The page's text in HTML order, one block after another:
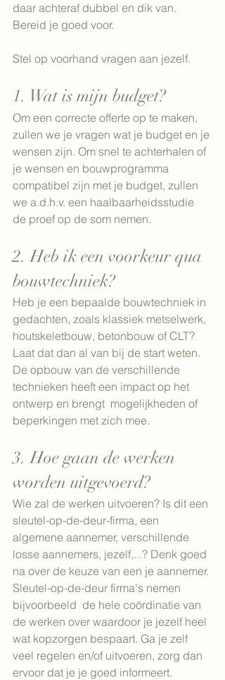
daar achteraf dubbel en dik van.
Bereid je goed voor.
Stel op voorhand vragen aan jezelf.
1. Wat is mijn budget?
Om een correcte offerte op te maken,
zullen we je vragen wat je budget en je
wensen zijn. Om snel te achterhalen of
je wensen en bouwprogramma
compatibel zijn met je budget, zullen
we a.d.h.v. een haalbaarheidsstudie
de proef op de som nemen.
2. Heb ik een voorkeur qua
bouwtechniek?
Heb je een bepaalde bouwtechniek in
gedachten, zoals klassiek metselwerk,
houtskeletbouw, betonbouw of CLT?
Laat dat dan al van bij de start weten.
De opbouw van de verschillende
technieken heeft een impact op het
ontwerp en brengt  mogelijkheden of
beperkingen met zich mee.
3. Hoe gaan de werken
worden uitgevoerd?
Wie zal de werken uitvoeren? Is dit een
sleutel-op-de-deur-firma, een
algemene aannemer, verschillende
losse aannemers, jezelf,...? Denk goed
na over de keuze van een je aannemer.
Sleutel-op-de-deur firma's nemen
bijvoorbeeld  de hele coördinatie van
de werken over waardoor je jezelf heel
wat kopzorgen bespaart. Ga je zelf
veel regelen en/of uitvoeren, zorg dan
ervoor dat je je goed informeert.